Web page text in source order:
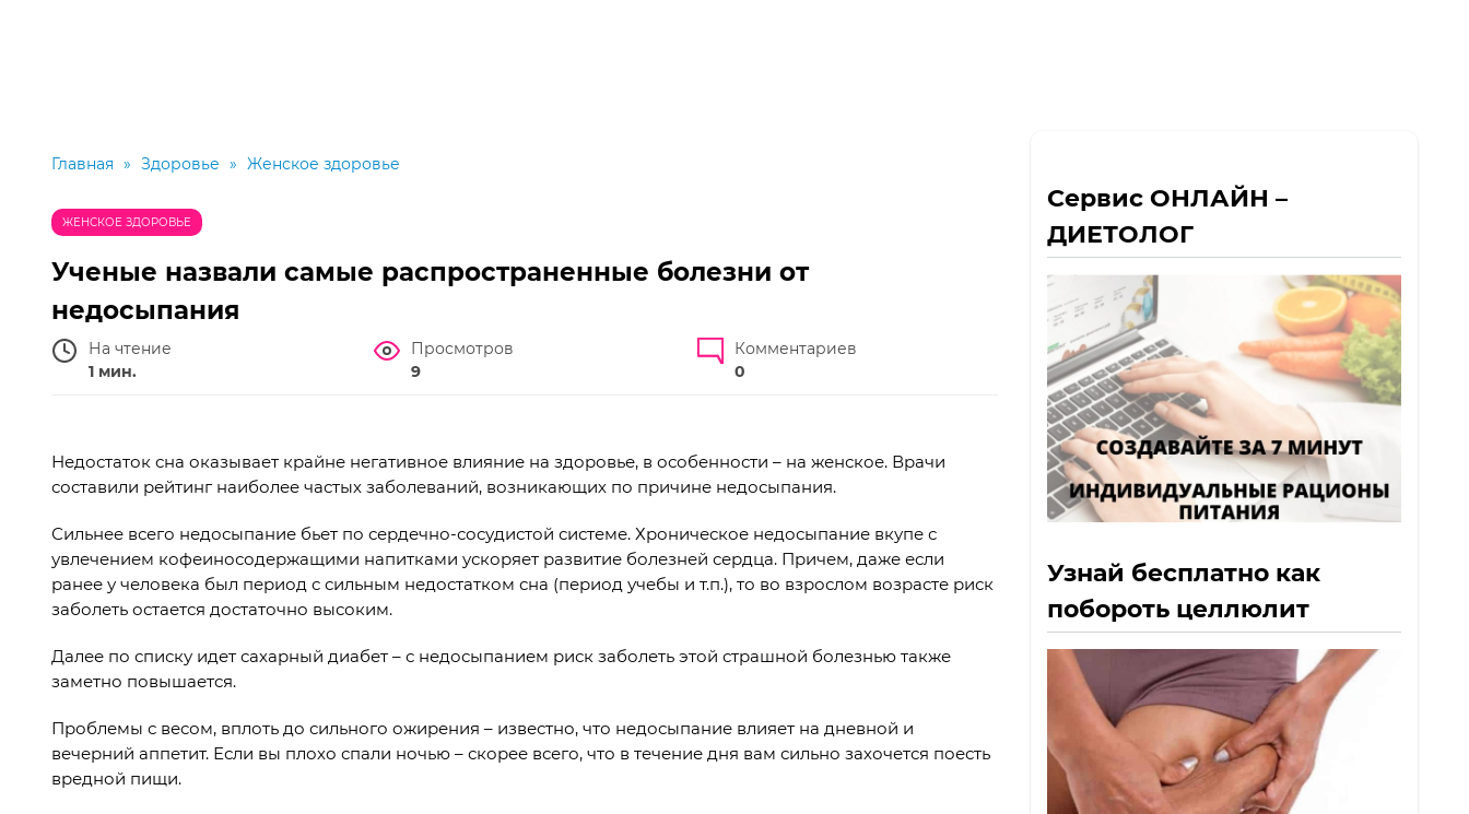
Главная » Здоровье » Женское здоровье
ЖЕНСКОЕ ЗДОРОВЬЕ
Ученые назвали самые распространенные болезни от
недосыпания
На чтение
1 мин.
Просмотров
9
Комментариев
0
Недостаток сна оказывает крайне негативное влияние на здоровье, в особенности – на женское. Врачи
составили рейтинг наиболее частых заболеваний, возникающих по причине недосыпания.
Сильнее всего недосыпание бьет по сердечно-сосудистой системе. Хроническое недосыпание вкупе с
увлечением кофеиносодержащими напитками ускоряет развитие болезней сердца. Причем, даже если
ранее у человека был период с сильным недостатком сна (период учебы и т.п.), то во взрослом возрасте риск
заболеть остается достаточно высоким.
Далее по списку идет сахарный диабет – с недосыпанием риск заболеть этой страшной болезнью также
заметно повышается.
Проблемы с весом, вплоть до сильного ожирения – известно, что недосыпание влияет на дневной и
вечерний аппетит. Если вы плохо спали ночью – скорее всего, что в течение дня вам сильно захочется поесть
вредной пищи.
Сервис ОНЛАЙН –
ДИЕТОЛОГ
Узнай бесплатно как
побороть целлюлит